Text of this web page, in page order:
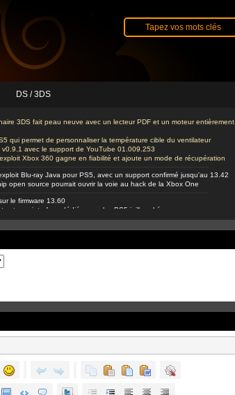
DS / 3DS
3DS fait peau neuve avec un lecteur PDF et un moteur entièrement
qui permet de personnaliser la température cible du ventilateur
avec le support de YouTube 01.009.253
Xbox 360 gagne en fiabilité et ajoute un mode de récupération
Blu-ray Java pour PS5, avec un support confirmé jusqu'au 13.42
open source pourrait ouvrir la voie au hack de la Xbox One
le firmware 13.60
et une interface dédiée pour les PS5 jailbreakées